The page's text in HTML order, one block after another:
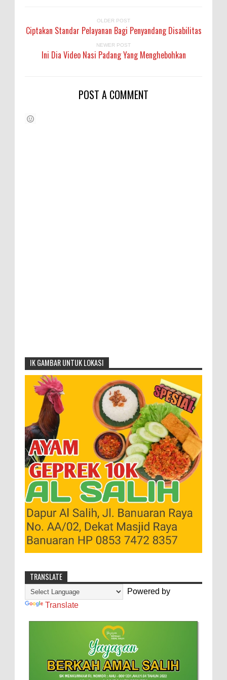
OLDER POST
Ciptakan Standar Pelayanan Bagi Penyandang Disabilitas
NEWER POST
Ini Dia Video Nasi Padang Yang Menghebohkan
POST A COMMENT
IK GAMBAR UNTUK LOKASI
TRANSLATE
Powered by
Translate